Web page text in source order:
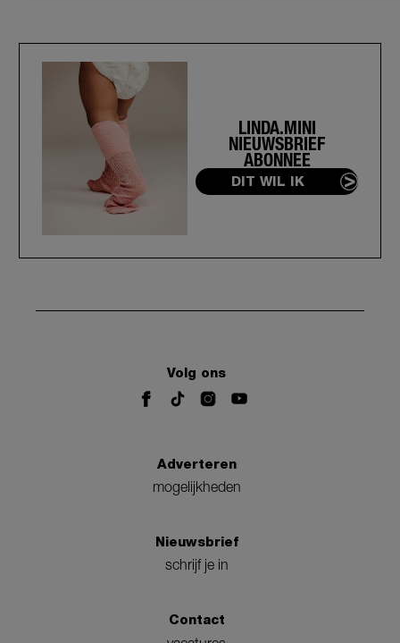
LINDA.MINI
NIEUWSBRIEF
ABONNEE
DIT WIL IK
Volg ons
Adverteren
mogelijkheden
Nieuwsbrief
schrijf je in
Contact